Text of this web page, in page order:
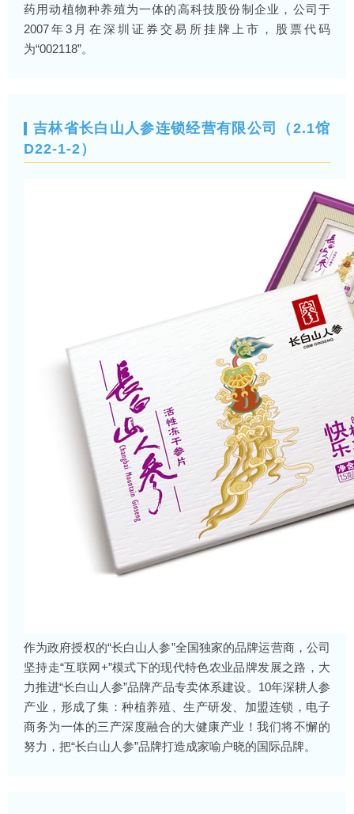
药用动植物种养殖为一体的高科技股份制企业，公司于
2007年3月在深圳证券交易所挂牌上市，股票代码
为“002118”。
吉林省长白山人参连锁经营有限公司（2.1馆
D22-1-2）
作为政府授权的“长白山人参”全国独家的品牌运营商，公司
坚持走“互联网+”模式下的现代特色农业品牌发展之路，大
力推进“长白山人参”品牌产品专卖体系建设。10年深耕人参
产业，形成了集：种植养殖、生产研发、加盟连锁，电子
商务为一体的三产深度融合的大健康产业！我们将不懈的
努力，把“长白山人参”品牌打造成家喻户晓的国际品牌。